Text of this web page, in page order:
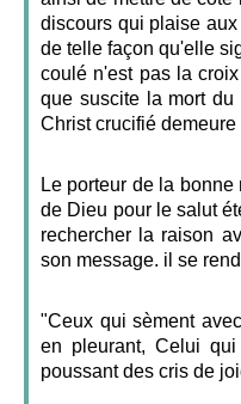
discours qui plaise
de telle façon qu'elle
coulé n'est pas la
que suscite la mort
Christ crucifié demeure
Le porteur de la
de Dieu pour le salut
rechercher la raison
son message. il se
"Ceux qui sèment
en pleurant, Celui
poussant des cris de